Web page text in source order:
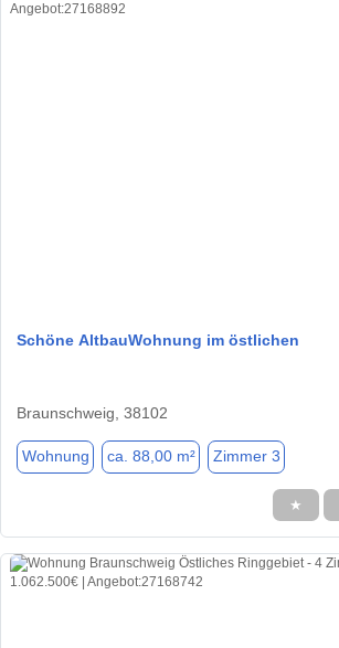
Schöne AltbauWohnung im östlichen
Braunschweig, 38102
Wohnung ca. 88,00 m² Zimmer 3
★